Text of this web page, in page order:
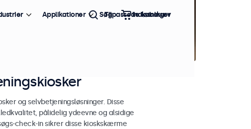
og selvbetjeningsløsninger. Disse
pålidelig ydeevne og alsidige
check-in sikrer disse kioskskærme
Applikationer Tilpassede løsninger
Søg Indkøbskurv